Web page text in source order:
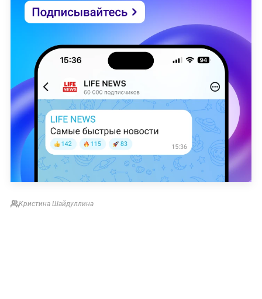
Кристина Шайдуллина